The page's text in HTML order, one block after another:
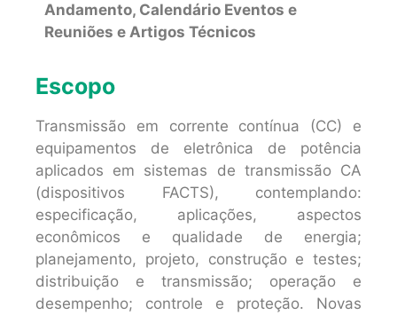
Andamento, Calendário Eventos e
Reuniões e Artigos Técnicos
Escopo
Transmissão em corrente contínua (CC) e
equipamentos de eletrônica de potência
aplicados em sistemas de transmissão CA
(dispositivos FACTS), contemplando:
especificação, aplicações, aspectos
econômicos e qualidade de energia;
planejamento, projeto, construção e testes;
distribuição e transmissão; operação e
desempenho; controle e proteção. Novas